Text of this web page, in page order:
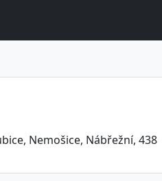
Nemošice, Nábřežní, 438